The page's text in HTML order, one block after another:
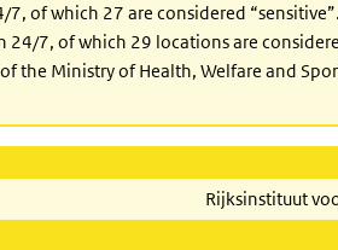
of which 27 are considered
7, of which 29 locations are
the Ministry of Health, Welfare and
Rijksinstituut